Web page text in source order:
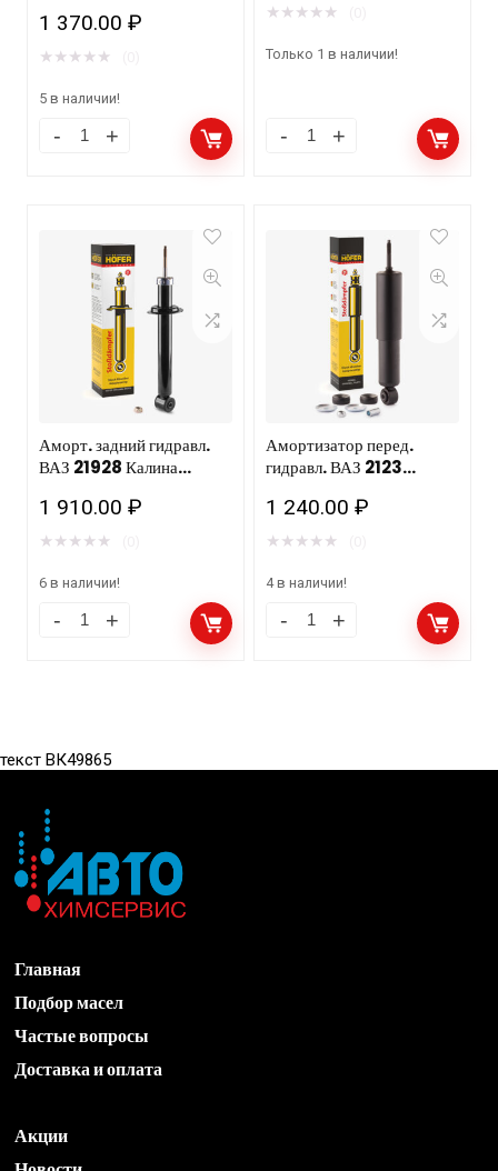
1 370.00₽
★ ★ ★ ★ ★
5 в наличии!
★ ★ ★ ★ ★
Только 1 в наличии!
Аморт. задний гидравл.
ВАЗ 21928 Калина
123 /6шт
1 910.00₽
★ ★ ★ ★ ★
6 в наличии!
Амортизатор перед.
гидравл. ВАЗ 2123
1 240.00₽
★ ★ ★ ★ ★
4 в наличии!
текст ВК49865
Главная
Подбор масел
Частые вопросы
Доставка и оплата
Акции